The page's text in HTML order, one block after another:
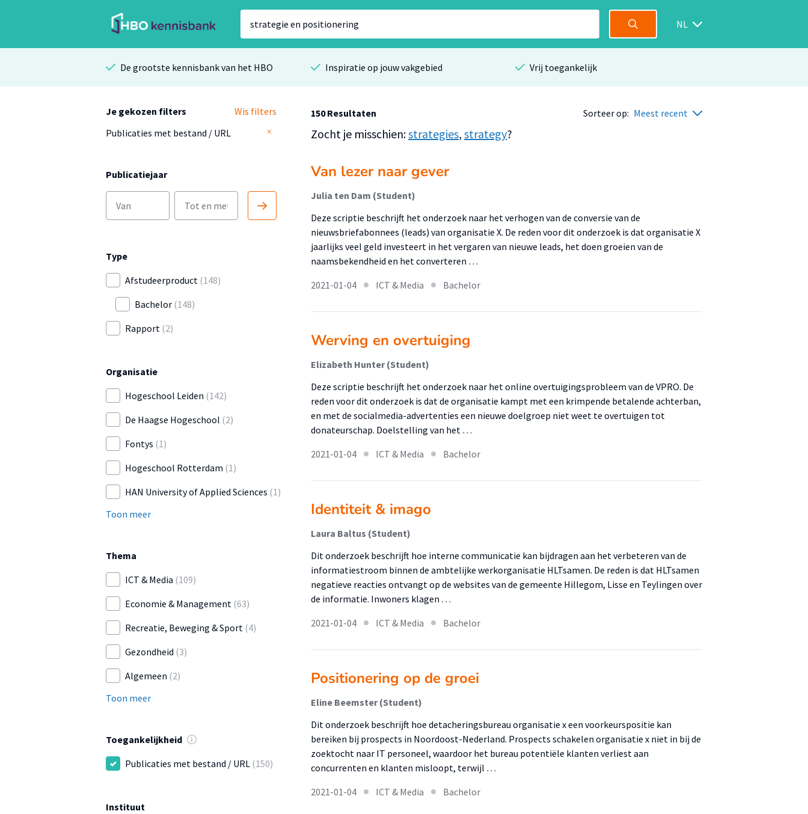
NL
De grootste kennisbank van het HBO Inspiratie op jouw vakgebied Vrij toegankelijk
Je gekozen filters
Wis filters
Publicaties met bestand / URL
Publicatiejaar
Type
Afstudeerproduct (148)
Bachelor (148)
Rapport (2)
Organisatie
Hogeschool Leiden (142)
De Haagse Hogeschool (2)
Fontys (1)
Hogeschool Rotterdam (1)
HAN University of Applied Sciences (1)
Toon meer
Thema
ICT & Media (109)
Economie & Management (63)
Recreatie, Beweging & Sport (4)
Gezondheid (3)
Algemeen (2)
Toon meer
Toegankelijkheid
Publicaties met bestand / URL (150)
Instituut
150 Resultaten Sorteer op: Meest recent
Zocht je misschien:strategies, strategy?
Van lezer naar gever
Julia ten Dam (Student)
Deze scriptie beschrijft het onderzoek naar het verhogen van de conversie van de
nieuwsbriefabonnees (leads) van organisatie X. De reden voor dit onderzoek is dat organisatie X
jaarlijks veel geld investeert in het vergaren van nieuwe leads, het doen groeien van de
naamsbekendheid en het converteren …
2021-01-04
ICT & Media Bachelor
Werving en overtuiging
Elizabeth Hunter (Student)
Deze scriptie beschrijft het onderzoek naar het online overtuigingsprobleem van de VPRO. De
reden voor dit onderzoek is dat de organisatie kampt met een krimpende betalende achterban,
en met de socialmedia-advertenties een nieuwe doelgroep niet weet te overtuigen tot
donateurschap. Doelstelling van het …
2021-01-04
ICT & Media Bachelor
Identiteit & imago
Laura Baltus (Student)
Dit onderzoek beschrijft hoe interne communicatie kan bijdragen aan het verbeteren van de
informatiestroom binnen de ambtelijke werkorganisatie HLTsamen. De reden is dat HLTsamen
negatieve reacties ontvangt op de websites van de gemeente Hillegom, Lisse en Teylingen over
de informatie. Inwoners klagen …
2021-01-04
ICT & Media Bachelor
Positionering op de groei
Eline Beemster (Student)
Dit onderzoek beschrijft hoe detacheringsbureau organisatie x een voorkeurspositie kan
bereiken bij prospects in Noordoost-Nederland. Prospects schakelen organisatie x niet in bij de
zoektocht naar IT personeel, waardoor het bureau potentiële klanten verliest aan
concurrenten en klanten misloopt, terwijl …
2021-01-04
ICT & Media Bachelor